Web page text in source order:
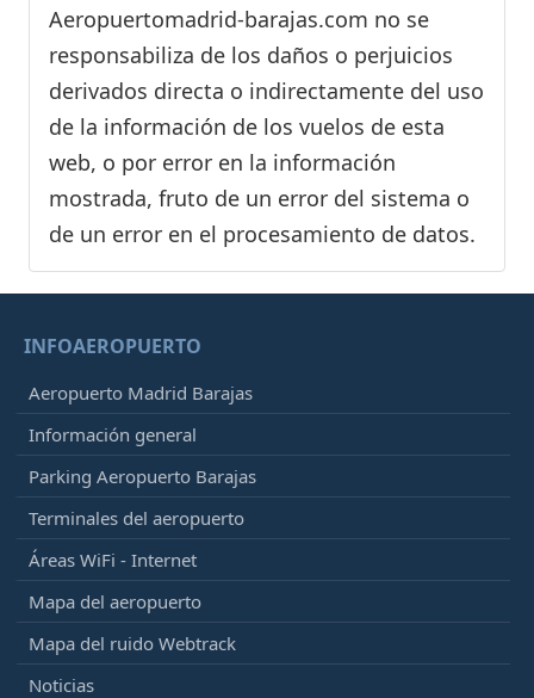
Aeropuertomadrid-barajas.com no se
responsabiliza de los daños o perjuicios
derivados directa o indirectamente del uso
de la información de los vuelos de esta
web, o por error en la información
mostrada, fruto de un error del sistema o
de un error en el procesamiento de datos.
INFOAEROPUERTO
Aeropuerto Madrid Barajas
Información general
Parking Aeropuerto Barajas
Terminales del aeropuerto
Áreas WiFi - Internet
Mapa del aeropuerto
Mapa del ruido Webtrack
Noticias